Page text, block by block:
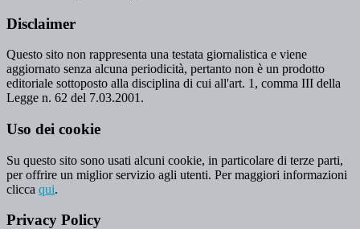
Disclaimer
Questo sito non rappresenta una testata giornalistica e viene
aggiornato senza alcuna periodicità, pertanto non è un prodotto
editoriale sottoposto alla disciplina di cui all'art. 1, comma III della
Legge n. 62 del 7.03.2001.
Uso dei cookie
Su questo sito sono usati alcuni cookie, in particolare di terze parti,
per offrire un miglior servizio agli utenti. Per maggiori informazioni
clicca qui.
Privacy Policy